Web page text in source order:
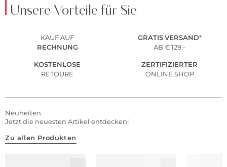
Unsere Vorteile für Sie
KAUF AUF
RECHNUNG
GRATIS VERSAND*
AB € 129,-
KOSTENLOSE
RETOURE
ZERTIFIZIERTER
ONLINE SHOP
Neuheiten
Jetzt die neuesten Artikel entdecken!
Zu allen Produkten